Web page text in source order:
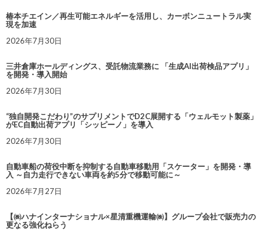
椿本チエイン／再生可能エネルギーを活用し、カーボンニュートラル実
現を加速
2026年7月30日
三井倉庫ホールディングス、受託物流業務に 「生成AI出荷検品アプリ」
を開発・導入開始
2026年7月30日
“独自開発こだわり”のサプリメントでD2C展開する「ウェルモット製薬」
がEC自動出荷アプリ「シッピーノ」を導入
2026年7月30日
自動車船の荷役中断を抑制する自動車移動用「スケーター」を開発・導
入 ～自力走行できない車両を約5分で移動可能に～
2026年7月27日
【㈱ハナインターナショナル×星清重機運輸㈱】グループ会社で販売力の
更なる強化ねらう